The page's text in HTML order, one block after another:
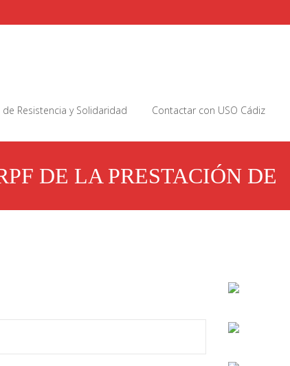
de Resistencia y Solidaridad Contactar con USO Cádiz
DE LA PRESTACIÓN DE